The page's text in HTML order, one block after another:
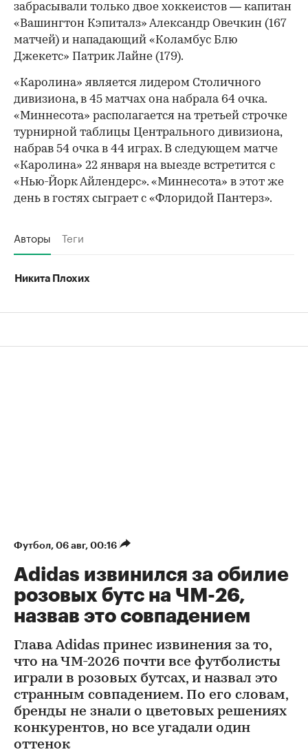
забрасывали только двое хоккеистов — капитан
«Вашингтон Кэпиталз» Александр Овечкин (167
матчей) и нападающий «Коламбус Блю
Джекетс» Патрик Лайне (179).
«Каролина» является лидером Столичного
дивизиона, в 45 матчах она набрала 64 очка.
«Миннесота» располагается на третьей строчке
турнирной таблицы Центрального дивизиона,
набрав 54 очка в 44 играх. В следующем матче
«Каролина» 22 января на выезде встретится с
«Нью-Йорк Айлендерс». «Миннесота» в этот же
день в гостях сыграет с «Флоридой Пантерз».
Авторы Теги
Никита Плохих
Футбол 06 авг, 00:16
Adidas извинился за обилие
розовых бутс на ЧМ-26,
назвав это совпадением
Глава Adidas принес извинения за то,
что на ЧМ-2026 почти все футболисты
играли в розовых бутсах, и назвал это
странным совпадением. По его словам,
бренды не знали о цветовых решениях
конкурентов, но все угадали один
оттенок